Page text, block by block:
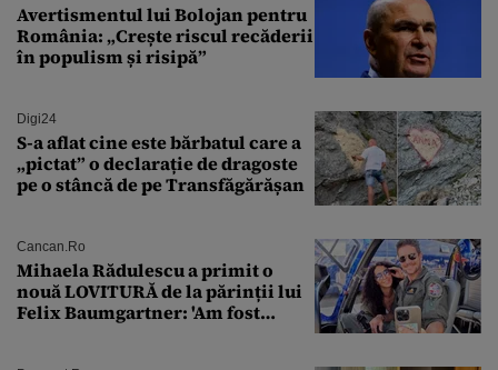
Avertismentul lui Bolojan pentru
România: „Crește riscul recăderii
în populism și risipă”
Digi24
S-a aflat cine este bărbatul care a
„pictat” o declarație de dragoste
pe o stâncă de pe Transfăgărășan
Cancan.ro
Mihaela Rădulescu a primit o
nouă LOVITURĂ de la părinții lui
Felix Baumgartner: 'Am fost